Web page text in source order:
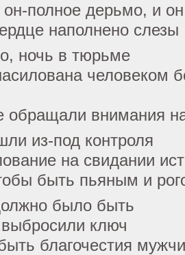
полное дерьмо, и
наполнено слезы
ночь в тюрьме
человеком
обращали внимания
из-под контроля
на свидании
быть пьяным и
было быть
ключ
благочестия